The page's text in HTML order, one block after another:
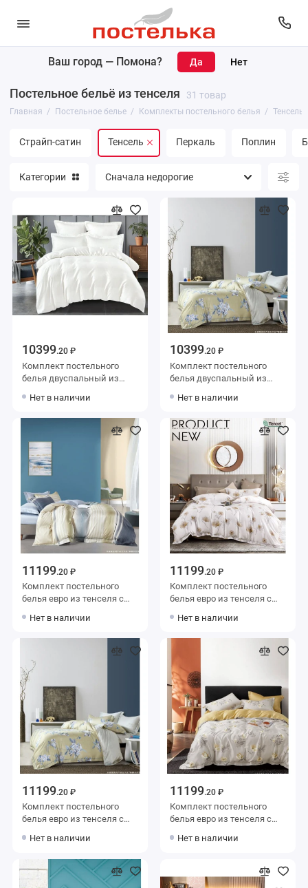
Ваш город — Помона?
Постельное бельё из тенселя 31 товар
Главная Постельное белье Комплекты постельного белья Тенсель
Страйп-сатин Тенсель Перкаль Поплин
Комплекты постельного белья
Простыни
Пододеяльники
Категории
10399.20 ₽
Комплект постельного
белья двуспальный из
50х70 2 шт и с
Нет в наличии
10399.20 ₽
Комплект постельного
белья двуспальный из
50х70 2 шт и с
Цветы Valtery
Нет в наличии
11199.20 ₽
Комплект постельного
белья евро из тенселя с
с наволочками 70х70 2 шт
Рисунок Valtery
Нет в наличии
11199.20 ₽
Комплект постельного
белья евро из тенселя с
с наволочками 70х70 2 шт
Цветы Valtery
Нет в наличии
11199.20 ₽
Комплект постельного
белья евро из тенселя с
с наволочками 70х70 2 шт
Нет в наличии
11199.20 ₽
Комплект постельного
белья евро из тенселя с
с наволочками 70х70 2 шт
Нет в наличии